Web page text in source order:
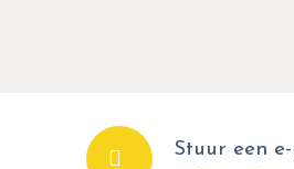
Stuur een